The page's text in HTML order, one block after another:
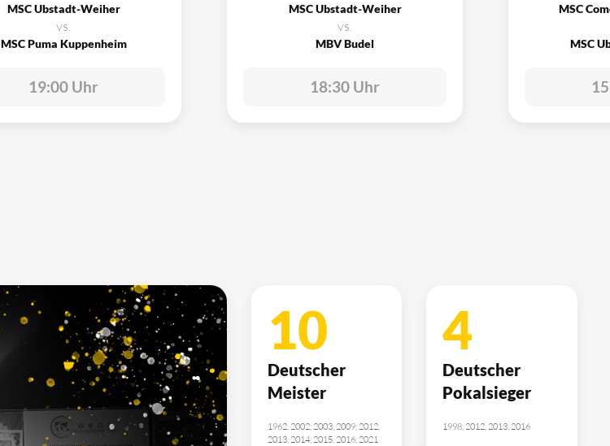
MSC Ubstadt-Weiher
vs.
MSC Puma Kuppenheim
19:00 Uhr
MSC Ubstadt-Weiher
vs.
MBV Budel
18:30 Uhr
MSC
MSC
10
Deutscher
Meister
1962, 2002, 2003, 2009, 2012,
2013, 2014, 2015, 2016, 2021
4
Deutscher
Pokalsieger
1998, 2012, 2013, 2016